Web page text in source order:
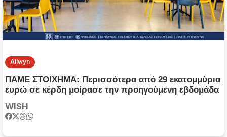
Allwyn
ΠΑΜΕ ΣΤΟΙΧΗΜΑ: Περισσότερα από 29 εκατομμύρια
ευρώ σε κέρδη μοίρασε την προηγούμενη εβδομάδα
WISH